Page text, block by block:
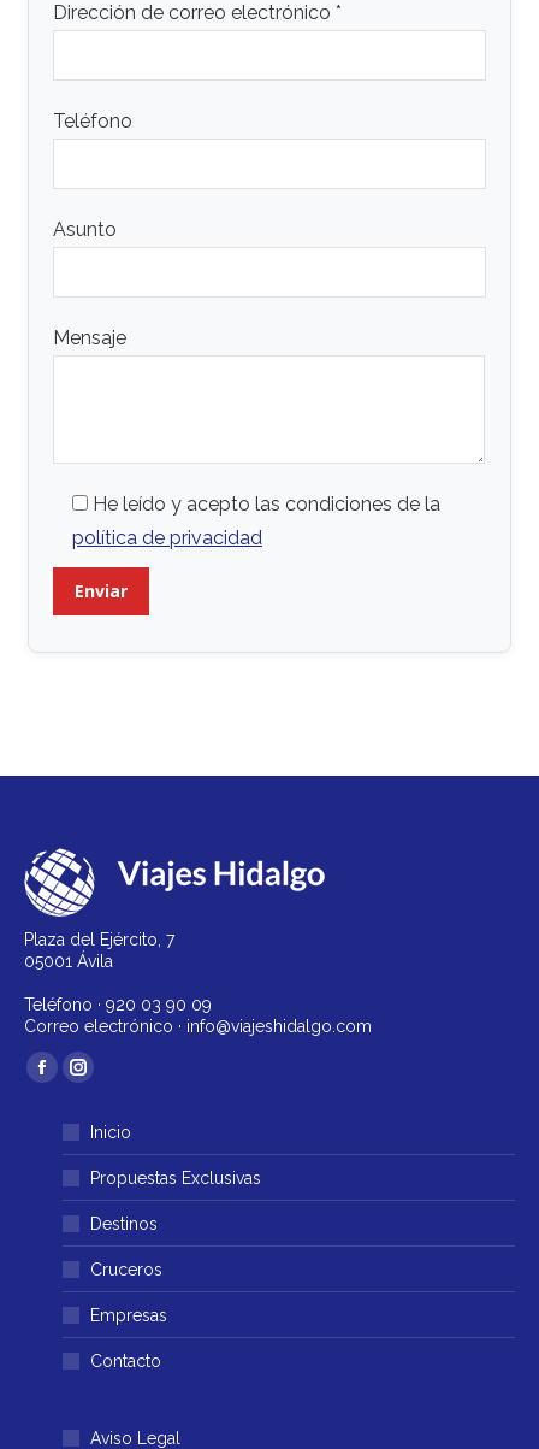
Dirección de correo electrónico *
Teléfono
Asunto
Mensaje
He leído y acepto las condiciones de la
política de privacidad
Plaza del Ejército, 7
05001 Ávila
Teléfono · 920 03 90 09
Correo electrónico · info@viajeshidalgo.com
Encuéntranos en:
Facebook
abre
una
ventana
Instagram
se
abre
en
una
ventana
Inicio
Propuestas Exclusivas
Destinos
Cruceros
Empresas
Contacto
Aviso Legal